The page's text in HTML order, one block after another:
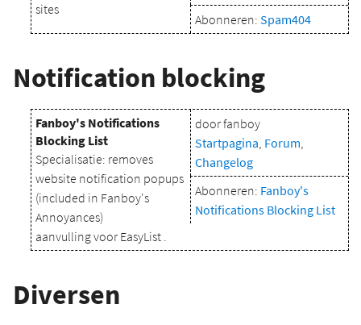
sites
Abonneren: Spam404
Notification blocking
Fanboy's Notifications
Blocking List
Specialisatie: removes
website notification popups
(included in Fanboy's
Annoyances)
aanvulling voor EasyList .
door fanboy
Startpagina, Forum,
Changelog
Abonneren: Fanboy's
Notifications Blocking List
Diversen